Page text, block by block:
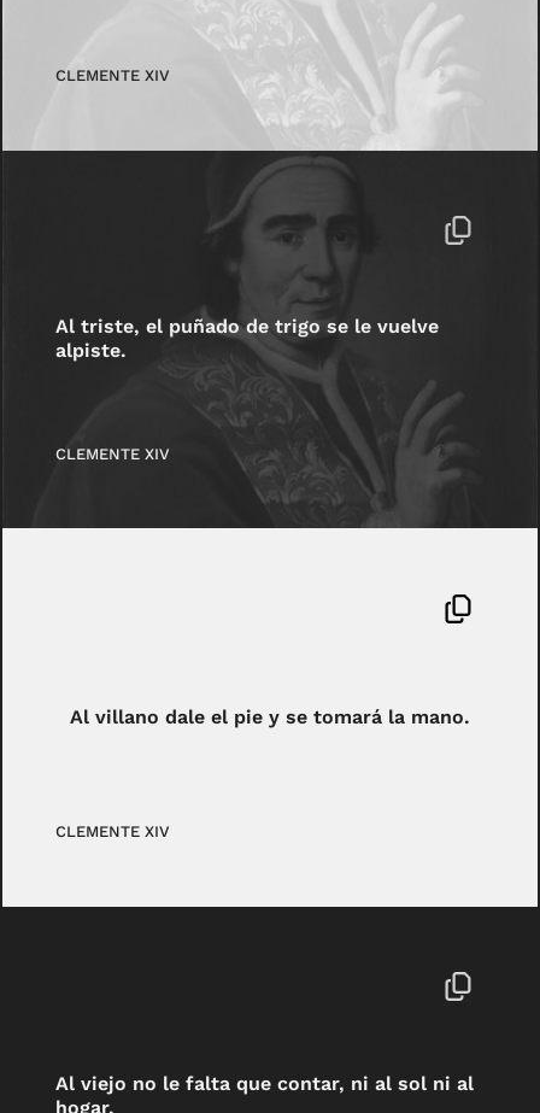
CLEMENTE XIV
Al triste, el puñado de trigo se le vuelve
alpiste.
CLEMENTE XIV
Al villano dale el pie y se tomará la mano.
CLEMENTE XIV
Al viejo no le falta que contar, ni al sol ni al
hogar.